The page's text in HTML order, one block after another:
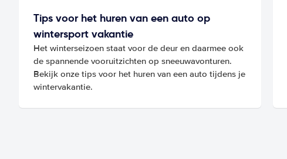
Tips voor het huren van een auto op
wintersport vakantie
Het winterseizoen staat voor de deur en daarmee ook
de spannende vooruitzichten op sneeuwavonturen.
Bekijk onze tips voor het huren van een auto tijdens je
wintervakantie.